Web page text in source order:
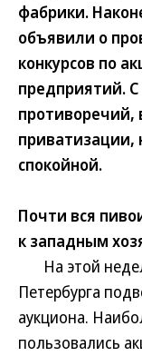
фабрики.
объявили о
конкурсов по
предприятий.
противоречий,
приватизации,
спокойной.
Почти вся
к западным
На этой
Петербурга
аукциона.
пользовались